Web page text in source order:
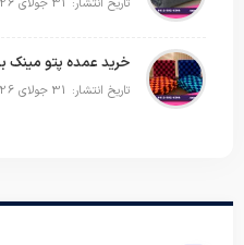
تاریخ انتشار: 31 جولای 2026
تاریخ انتشار: 31 جولای 2026